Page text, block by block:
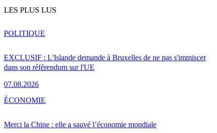
LES PLUS LUS
EXCLUSIF : L'Islande demande à Bruxelles de ne pas s'immiscer
dans son référendum sur l'UE
07.08.2026
POLITIQUE
Merci la Chine : elle a sauvé l’économie mondiale
ÉCONOMIE